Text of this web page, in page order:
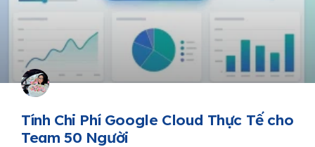
Tính Chi Phí Google Cloud Thực Tế cho
Team 50 Người